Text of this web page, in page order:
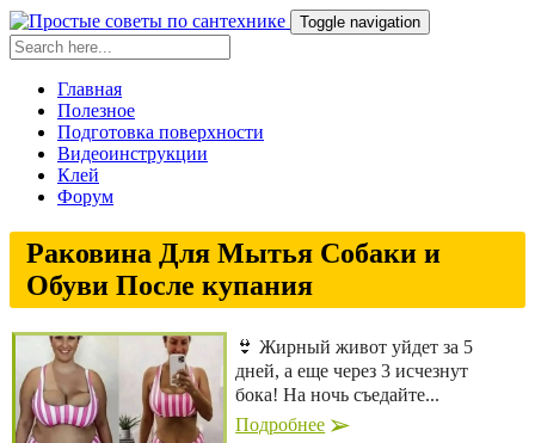
Toggle navigation
Главная
Полезное
Подготовка поверхности
Видеоинструкции
Клей
Форум
Раковина Для Мытья Собаки и
Обуви После купания
👙 Жирный живот уйдет за 5
дней, а еще через 3 исчезнут
бока! На ночь съедайте...
Подробнее